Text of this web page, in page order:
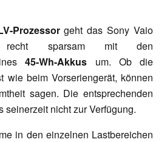
Prozessorgeht das Sony Vaio
recht sparsam mit den
45-Wh-Akkus um. Ob die
wie beim Vorseriengerät, können
sagen. Die entsprechenden
seinerzeit nicht zur Verfügung.
in den einzelnen Lastbereichen